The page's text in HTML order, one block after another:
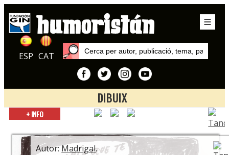
ESP CAT
DIBUIX
Inici
Madrigal
+ INFO
Autor:Madrigal.